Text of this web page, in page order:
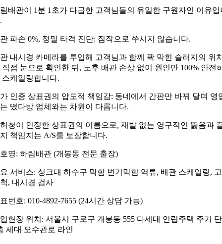
배관이 1분 1초가 다급한 고객님들의 유일한 구원자인 이유입
파손 0%, 정밀 타격 진단: 짐작으로 쑤시지 않습니다.
내시경 카메라를 투입해 고객님과 함께 꽉 막힌 슬러지의 위
직접 눈으로 확인한 뒤, 노후 배관 손상 없이 원인만 100% 안전
스케일링합니다.
인증 상표권의 압도적 책임감: 동네에서 간판만 바꿔 달며 영
떴다방 업체와는 차원이 다릅니다.
청이 인정한 상표권의 이름으로, 재발 없는 영구적인 뚫음과
책임지는 A/S를 보장합니다.
명: 하림배관 (개봉동 전문 출장)
서비스: 싱크대 하수구 막힘 변기막힘 역류, 배관 스케일링,
, 내시경 검사
번호: 010-4892-7655 (24시간 상담 가능)
현장 위치: 서울시 구로구 개봉동 555 다세대 연립주택 주거
세대 오수관로 라인